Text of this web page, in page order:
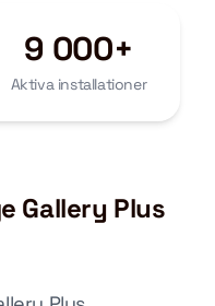
9 000+
Aktiva installationer
Gallery Plus